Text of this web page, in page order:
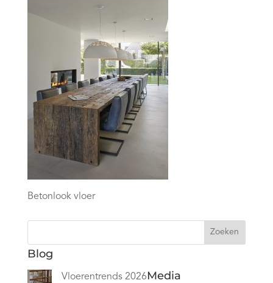
Betonlook vloer
Zoeken
Blog
Vloerentrends 2026Media